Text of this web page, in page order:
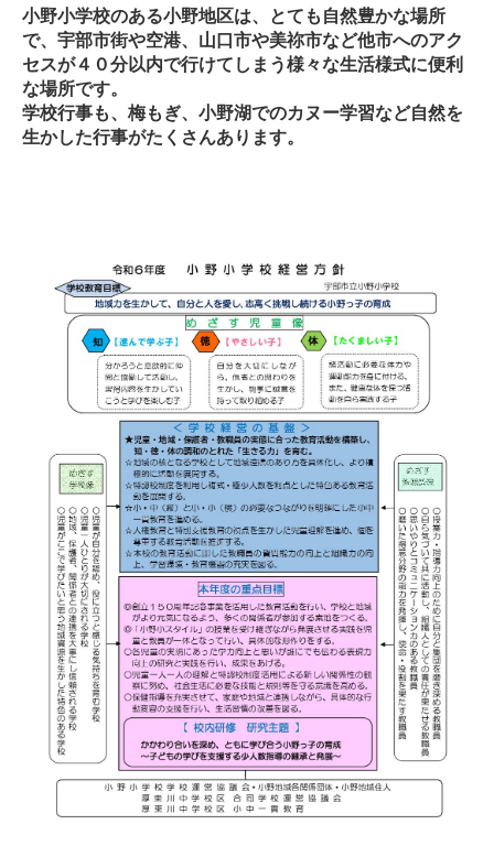
小野小学校のある小野地区は、とても自然豊かな場所
で、宇部市街や空港、山口市や美祢市など他市へのアク
セスが４０分以内で行けてしまう様々な生活様式に便利
な場所です。
学校行事も、梅もぎ、小野湖でのカヌー学習など自然を
生かした行事がたくさんあります。